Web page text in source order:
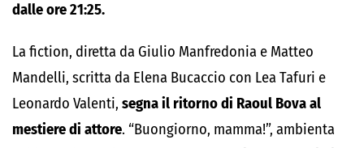
dalle ore 21:25.
La fiction, diretta da Giulio Manfredonia e Matteo
Mandelli, scritta da Elena Bucaccio con Lea Tafuri e
Leonardo Valenti, segna il ritorno di Raoul Bova al
mestiere di attore. “Buongiorno, mamma!”, ambienta